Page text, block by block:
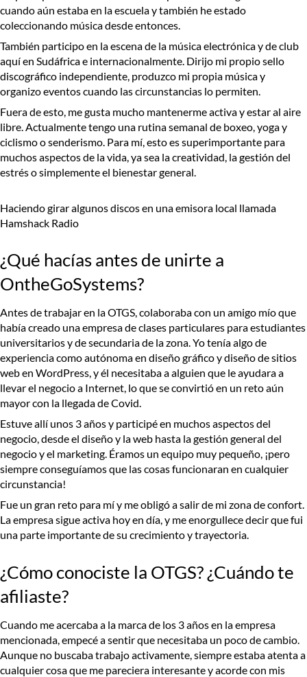
cuando aún estaba en la escuela y también he estado
coleccionando música desde entonces.
También participo en la escena de la música electrónica y de club
aquí en Sudáfrica e internacionalmente. Dirijo mi propio sello
discográfico independiente, produzco mi propia música y
organizo eventos cuando las circunstancias lo permiten.
Fuera de esto, me gusta mucho mantenerme activa y estar al aire
libre. Actualmente tengo una rutina semanal de boxeo, yoga y
ciclismo o senderismo. Para mí, esto es superimportante para
muchos aspectos de la vida, ya sea la creatividad, la gestión del
estrés o simplemente el bienestar general.
Haciendo girar algunos discos en una emisora local llamada
Hamshack Radio
¿Qué hacías antes de unirte a
OntheGoSystems?
Antes de trabajar en la OTGS, colaboraba con un amigo mío que
había creado una empresa de clases particulares para estudiantes
universitarios y de secundaria de la zona. Yo tenía algo de
experiencia como autónoma en diseño gráfico y diseño de sitios
web en WordPress, y él necesitaba a alguien que le ayudara a
llevar el negocio a Internet, lo que se convirtió en un reto aún
mayor con la llegada de Covid.
Estuve allí unos 3 años y participé en muchos aspectos del
negocio, desde el diseño y la web hasta la gestión general del
negocio y el marketing. Éramos un equipo muy pequeño, ¡pero
siempre conseguíamos que las cosas funcionaran en cualquier
circunstancia!
Fue un gran reto para mí y me obligó a salir de mi zona de confort.
La empresa sigue activa hoy en día, y me enorgullece decir que fui
una parte importante de su crecimiento y trayectoria.
¿Cómo conociste la OTGS? ¿Cuándo te
afiliaste?
Cuando me acercaba a la marca de los 3 años en la empresa
mencionada, empecé a sentir que necesitaba un poco de cambio.
Aunque no buscaba trabajo activamente, siempre estaba atenta a
cualquier cosa que me pareciera interesante y acorde con mis